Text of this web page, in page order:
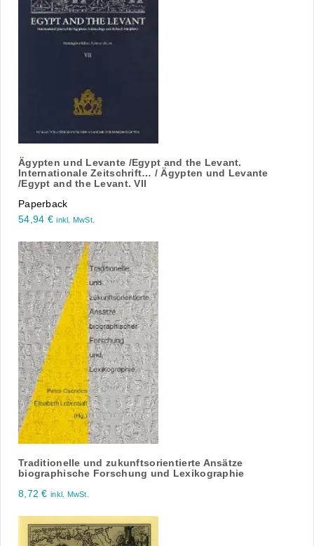
Ägypten und Levante /Egypt and the Levant.
Internationale Zeitschrift… / Ägypten und Levante
/Egypt and the Levant. VII
Paperback
54,94 € inkl. MwSt.
Traditionelle und zukunftsorientierte Ansätze
biographische Forschung und Lexikographie
8,72€ inkl. MwSt.